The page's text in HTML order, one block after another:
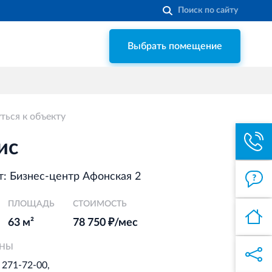
Строительная система ROSSTRO‐
Торгово-развлекательный центр
Вернисаж в Кингисеппе
Выбрать помещение
к объекту
Бизнес-центр Афонская 2
ПЛОЩАДЬ
63 м²
СТОИМОСТЬ
78 750 ₽/мес
271-72-00